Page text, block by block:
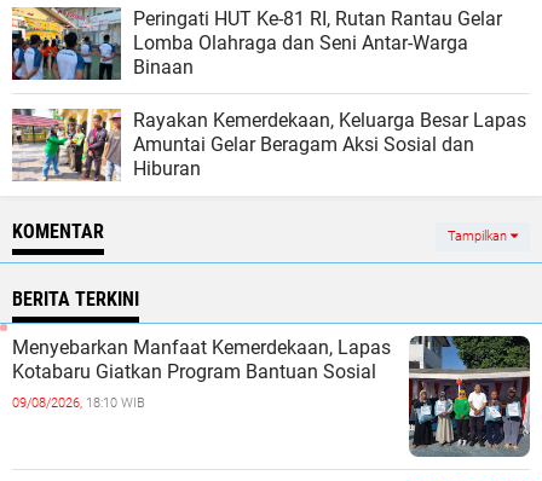
Peringati HUT Ke-81 RI, Rutan Rantau Gelar
Lomba Olahraga dan Seni Antar-Warga
Binaan
Rayakan Kemerdekaan, Keluarga Besar Lapas
Amuntai Gelar Beragam Aksi Sosial dan
Hiburan
KOMENTAR Tampilkan
BERITA TERKINI
Menyebarkan Manfaat Kemerdekaan, Lapas
Kotabaru Giatkan Program Bantuan Sosial
09/08/2026, 18:10 WIB